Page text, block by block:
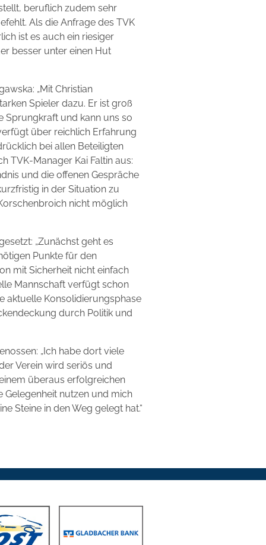
beruflich zudem sehr
Als die Anfrage des TVK
ist es auch ein riesiger
besser unter einen Hut
„Mit Christian
Spieler dazu. Er ist groß
Sprungkraft und kann uns so
über reichlich Erfahrung
bei allen Beteiligten
TVK-Manager Kai Faltin aus:
und die offenen Gespräche
in der Situation zu
nicht möglich
„Zunächst geht es
Punkte für den
mit Sicherheit nicht einfach
Mannschaft verfügt schon
aktuelle Konsolidierungsphase
durch Politik und
„Ich habe dort viele
Verein wird seriös und
überaus erfolgreichen
Gelegenheit nutzen und mich
Steine in den Weg gelegt hat.“